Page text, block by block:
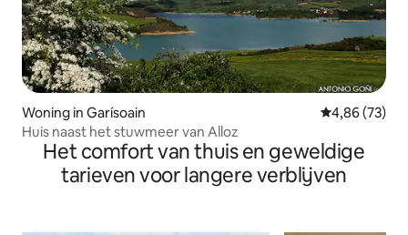
Woning in Garísoain Gemiddelde
4,86 (73)
Huis naast het stuwmeer van Alloz
Het comfort van thuis en geweldige
tarieven voor langere verblijven